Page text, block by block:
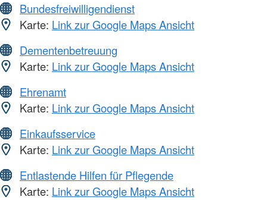
Bundesfreiwilligendienst
Karte: Link zur Google Maps Ansicht
Dementenbetreuung
Karte: Link zur Google Maps Ansicht
Ehrenamt
Karte: Link zur Google Maps Ansicht
Einkaufsservice
Karte: Link zur Google Maps Ansicht
Entlastende Hilfen für Pflegende
Karte: Link zur Google Maps Ansicht